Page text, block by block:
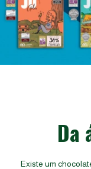
Da
Existe um